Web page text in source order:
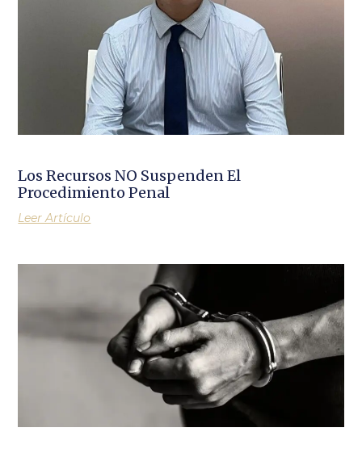
Los Recursos NO Suspenden El
Procedimiento Penal
Leer Artículo